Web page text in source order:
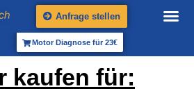
Anfrage stellen
Motor Diagnose für 23€
kaufen für: